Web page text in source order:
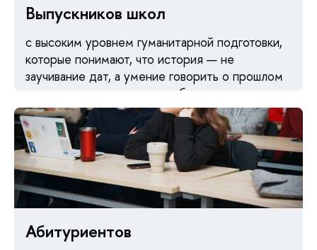
Выпускников школ
с высоким уровнем гуманитарной подготовки,
которые понимают, что история — не
заучивание дат, а умение говорить о прошлом
на современном языке и работать с
источниками
Абитуриентов